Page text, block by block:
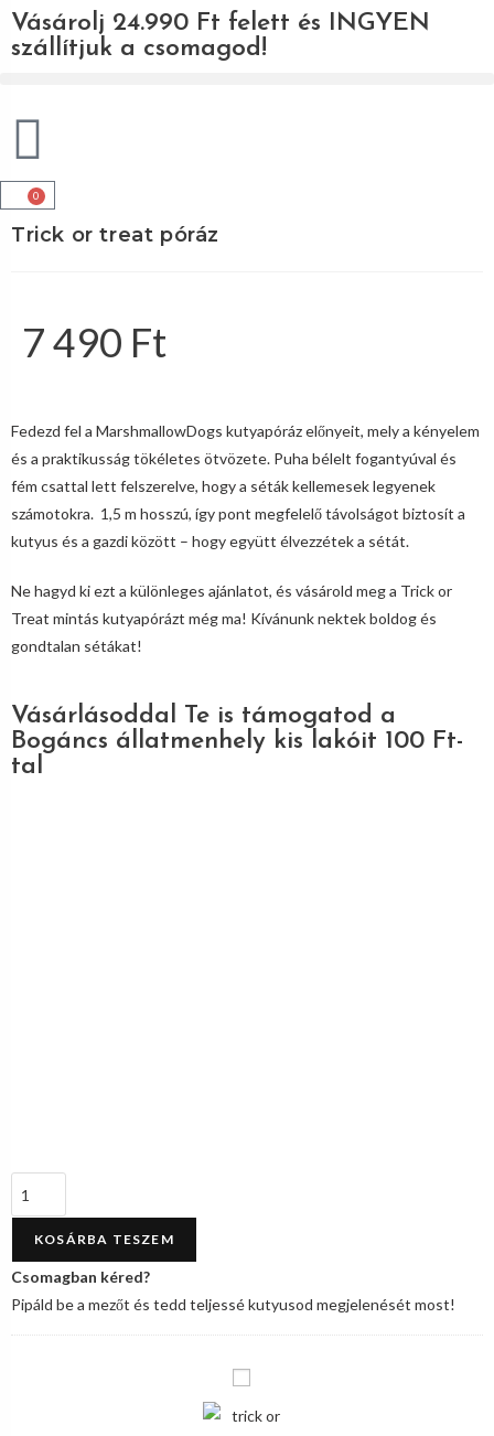
Vásárolj 24.990 Ft felett és INGYEN
szállítjuk a csomagod!
0
KOSÁRBA TESZEM
Pipáld be a mezőt és tedd teljessé kutyusod megjelenését most!
Trick or treat póráz
7 490 Ft
Fedezd fel a MarshmallowDogs kutyapóráz előnyeit, mely a kényelem
és a praktikusság tökéletes ötvözete. Puha bélelt fogantyúval és
fém csattal lett felszerelve, hogy a séták kellemesek legyenek
számotokra. 1,5 m hosszú, így pont megfelelő távolságot biztosít a
kutyus és a gazdi között – hogy együtt élvezzétek a sétát.
Ne hagyd ki ezt a különleges ajánlatot, és vásárold meg a Trick or
Treat mintás kutyapórázt még ma! Kívánunk nektek boldog és
gondtalan sétákat!
Vásárlásoddal Te is támogatod a
Bogáncs állatmenhely kis lakóit 100 Ft-
tal